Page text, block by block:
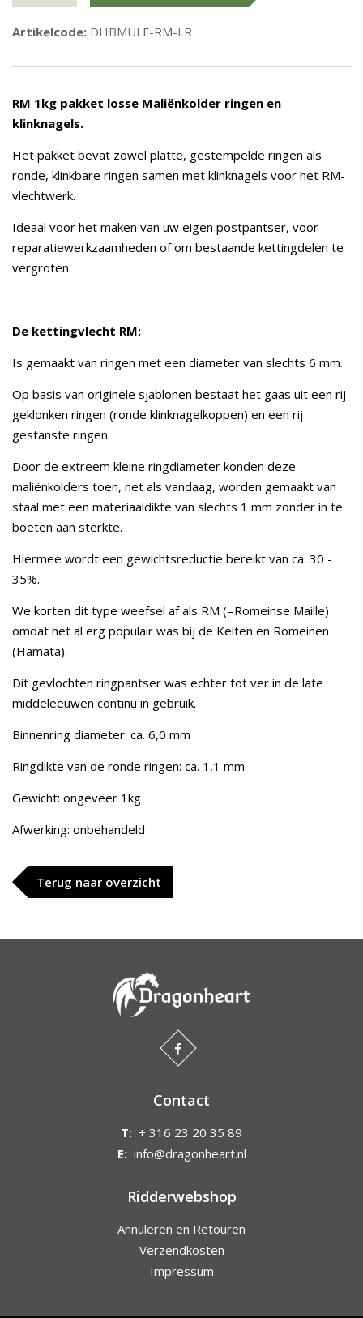
Artikelcode: DHBMULF-RM-LR
RM 1kg pakket losse Maliënkolder ringen en
klinknagels.
Het pakket bevat zowel platte, gestempelde ringen als
ronde, klinkbare ringen samen met klinknagels voor het RM-
vlechtwerk.
Ideaal voor het maken van uw eigen postpantser, voor
reparatiewerkzaamheden of om bestaande kettingdelen te
vergroten.
De kettingvlecht RM:
Is gemaakt van ringen met een diameter van slechts 6 mm.
Op basis van originele sjablonen bestaat het gaas uit een rij
geklonken ringen (ronde klinknagelkoppen) en een rij
gestanste ringen.
Door de extreem kleine ringdiameter konden deze
maliënkolders toen, net als vandaag, worden gemaakt van
staal met een materiaaldikte van slechts 1 mm zonder in te
boeten aan sterkte.
Hiermee wordt een gewichtsreductie bereikt van ca. 30 -
35%.
We korten dit type weefsel af als RM (=Romeinse Maille)
omdat het al erg populair was bij de Kelten en Romeinen
(Hamata).
Dit gevlochten ringpantser was echter tot ver in de late
middeleeuwen continu in gebruik.
Binnenring diameter: ca. 6,0 mm
Ringdikte van de ronde ringen: ca. 1,1 mm
Gewicht: ongeveer 1kg
Afwerking: onbehandeld
Terug naar overzicht
Contact
T: + 316 23 20 35 89
E: info@dragonheart.nl
Ridderwebshop
Annuleren en Retouren
Verzendkosten
Impressum